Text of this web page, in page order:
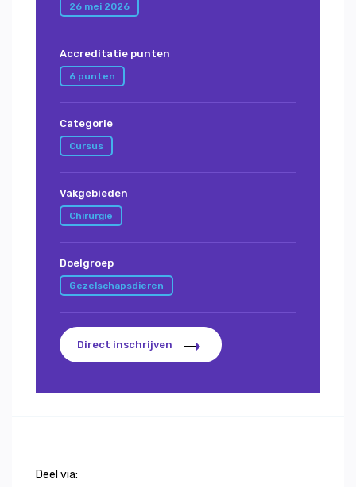
26 mei 2026
Accreditatie punten
6 punten
Categorie
Cursus
Vakgebieden
Chirurgie
Doelgroep
Gezelschapsdieren
Direct inschrijven
Deel via: